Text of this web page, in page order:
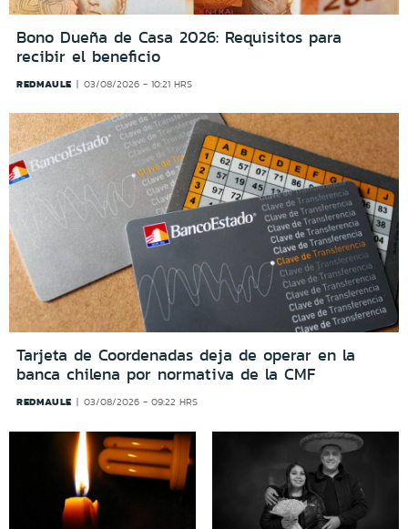
Bono Dueña de Casa 2026: Requisitos para
recibir el beneficio
REDMAULE 03/08/2026 - 10:21 HRS
Tarjeta de Coordenadas deja de operar en la
banca chilena por normativa de la CMF
REDMAULE 03/08/2026 - 09:22 HRS